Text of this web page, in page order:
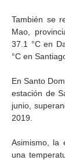
También se
Mao,
37.1 °C en
°C en
En Santo
estación de
junio,
2019.
Asimismo, la
una